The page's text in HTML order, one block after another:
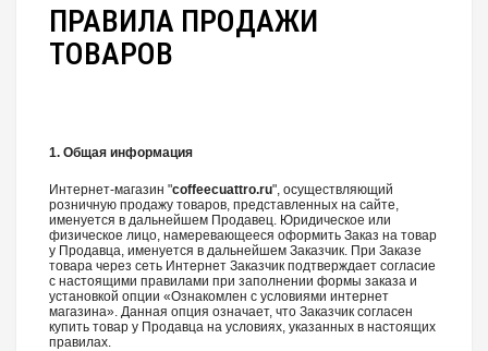
ПРАВИЛА ПРОДАЖИ
ТОВАРОВ
1. Общая информация
Интернет-магазин "coffeecuattro.ru", осуществляющий
розничную продажу товаров, представленных на сайте,
именуется в дальнейшем Продавец. Юридическое или
физическое лицо, намеревающееся оформить Заказ на товар
у Продавца, именуется в дальнейшем Заказчик. При Заказе
товара через сеть Интернет Заказчик подтверждает согласие
с настоящими правилами при заполнении формы заказа и
установкой опции «Ознакомлен с условиями интернет
магазина». Данная опция означает, что Заказчик согласен
купить товар у Продавца на условиях, указанных в настоящих
правилах.